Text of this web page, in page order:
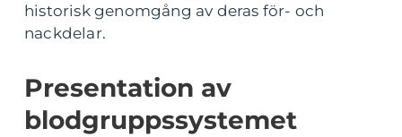
historisk genomgång av deras för- och
nackdelar.
Presentation av
blodgruppssystemet